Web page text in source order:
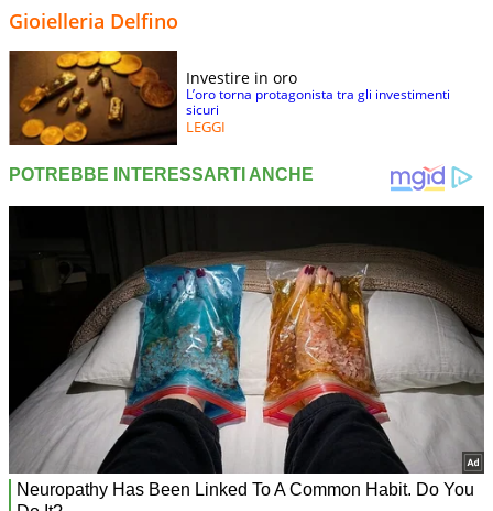
Gioielleria Delfino
Investire in oro
L’oro torna protagonista tra gli investimenti
sicuri
LEGGI